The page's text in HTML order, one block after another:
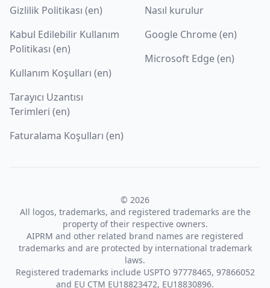
Gizlilik Politikası (en)
Kabul Edilebilir Kullanım
Politikası (en)
Kullanım Koşulları (en)
Tarayıcı Uzantısı
Terimleri (en)
Faturalama Koşulları (en)
Nasıl kurulur
Google Chrome (en)
Microsoft Edge (en)
© 2026
All logos, trademarks, and registered trademarks are the
property of their respective owners.
AIPRM and other related brand names are registered
trademarks and are protected by international trademark
laws.
Registered trademarks include USPTO 97778465, 97866052
and EU CTM EU18823472, EU18830896.